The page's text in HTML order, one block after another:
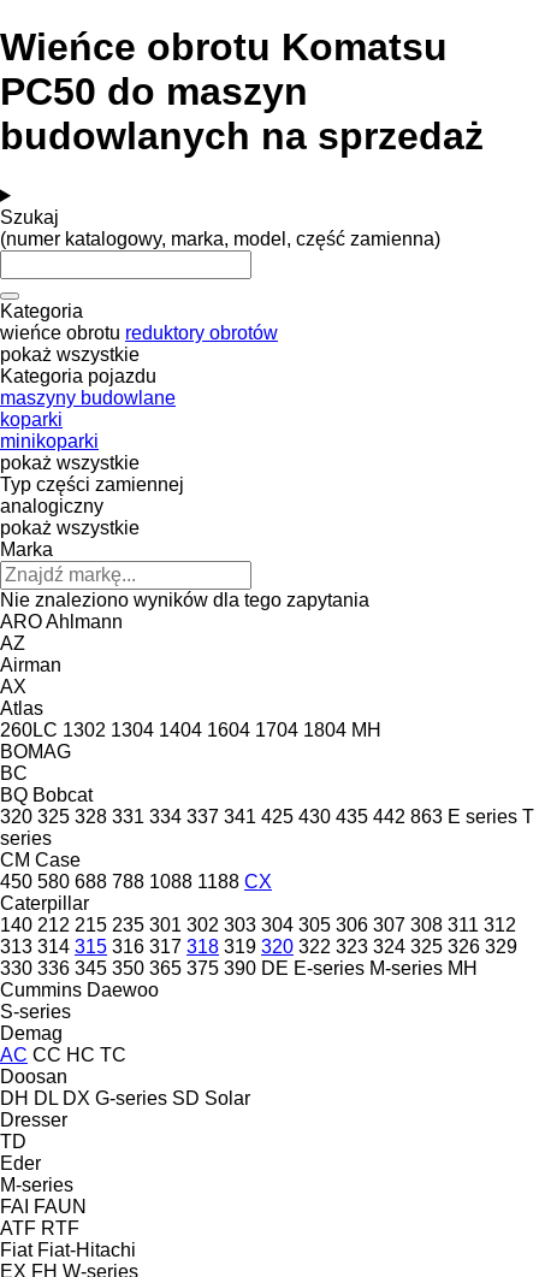
Wieńce obrotu Komatsu
PC50 do maszyn
budowlanych na sprzedaż
Szukaj
(numer katalogowy, marka, model, część zamienna)
Kategoria
wieńce obrotu reduktory obrotów
pokaż wszystkie
Kategoria pojazdu
maszyny budowlane
koparki
minikoparki
pokaż wszystkie
Typ części zamiennej
analogiczny
pokaż wszystkie
Marka
Nie znaleziono wyników dla tego zapytania
AROAhlmann
AZ
Airman
AX
Atlas
260LC 1302 1304 1404 1604 1704 1804 MH
BOMAG
BC
BQ Bobcat
320 325 328 331 334 337 341 425 430 435 442 863 E series T
series
CM Case
450 580 688 788 1088 1188 CX
Caterpillar
140 212 215 235 301 302 303 304 305 306 307 308 311 312
313 314 315 316 317 318 319 320 322 323 324 325 326 329
330 336 345 350 365 375 390 DE E-series M-series MH
Cummins Daewoo
S-series
Demag
AC CC HC TC
Doosan
DH DL DX G-series SD Solar
Dresser
TD
Eder
M-series
FAI FAUN
ATF RTF
Fiat Fiat-Hitachi
EX FH W-series